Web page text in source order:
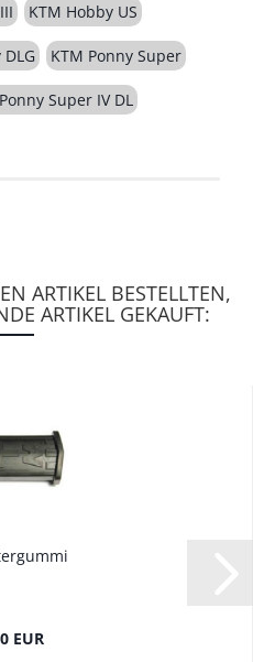
KTM Hobby US
KTM Ponny Super
Super IV DL
ARTIKEL BESTELLTEN,
ARTIKEL GEKAUFT:
EUR